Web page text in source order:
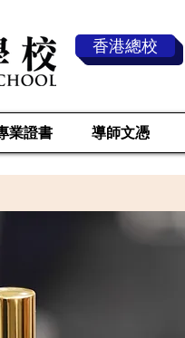
香港總校
業證書 導師文憑